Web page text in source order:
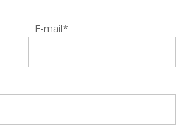
E-mail*